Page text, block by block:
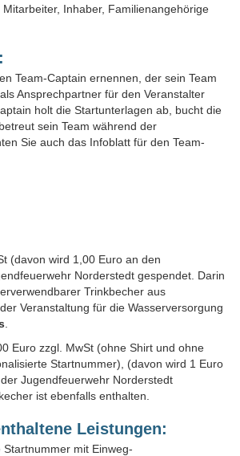
Inhaber, Familienangehörige
Team-Captain ernennen, der sein Team
Ansprechpartner für den Veranstalter
holt die Startunterlagen ab, bucht die
sein Team während der
Sie auch das Infoblatt für den Team-
(davon wird 1,00 Euro an den
Norderstedt gespendet. Darin
Trinkbecher aus
Veranstaltung für die Wasserversorgung
Euro zzgl. MwSt (ohne Shirt und ohne
Startnummer), (davon wird 1 Euro
Jugendfeuerwehr Norderstedt
ist ebenfalls enthalten.
Leistungen:
Startnummer mit Einweg-